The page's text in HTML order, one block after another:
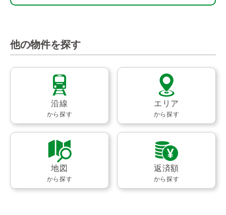
他の物件を探す
沿線
から探す
エリア
から探す
地図
から探す
返済額
から探す